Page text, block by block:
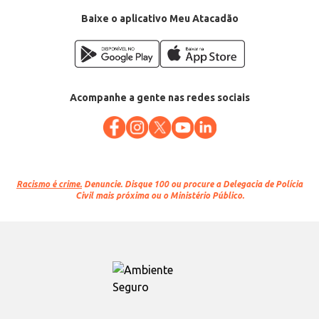
Baixe o aplicativo Meu Atacadão
Acompanhe a gente nas redes sociais
Racismo é crime. Denuncie. Disque 100 ou procure a Delegacia de Polícia
Civil mais próxima ou o Ministério Público.